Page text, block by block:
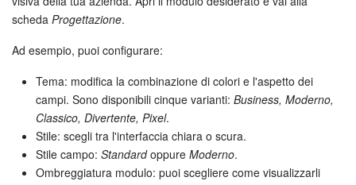
scheda Progettazione.
Ad esempio, puoi configurare:
Tema: modifica la combinazione di colori e l'aspetto dei
campi. Sono disponibili cinque varianti: Business, Moderno,
Classico, Divertente, Pixel.
Stile: scegli tra l'interfaccia chiara o scura.
Stile campo: Standardoppure Moderno.
Ombreggiatura modulo: puoi scegliere come visualizzarli